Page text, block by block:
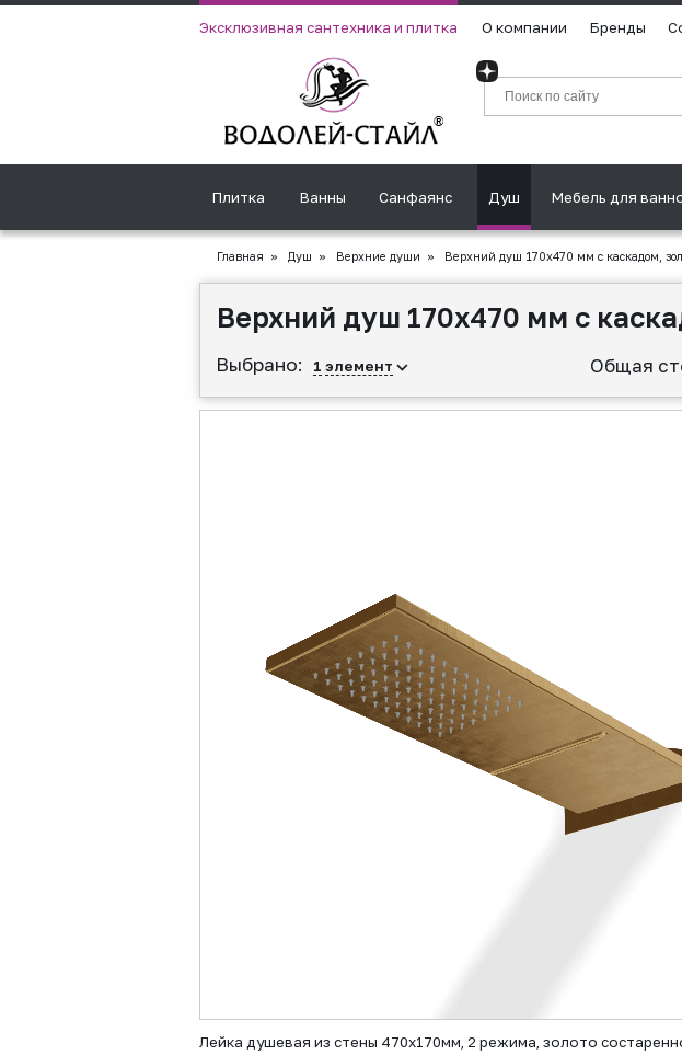
Эксклюзивная сантехника и плитка О компании Бренды
Плитка Ванны Санфаянс Душ Мебель для
Главная » Душ » Верхние души » Верхний душ 170х470 мм с каскадом,
Верхний душ 170х470 мм с
Выбрано: 1 элемент Общая
Лейка душевая из стены 470х170мм, 2 режима, золото